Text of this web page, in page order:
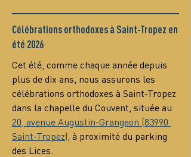
Célébrations orthodoxes à Saint-Tropez en
été 2026
Cet été, comme chaque année depuis
plus de dix ans, nous assurons les
célébrations orthodoxes à Saint-Tropez
dans la chapelle du Couvent, située au
20, avenue Augustin-Grangeon (83990
Saint-Tropez), à proximité du parking
des Lices.